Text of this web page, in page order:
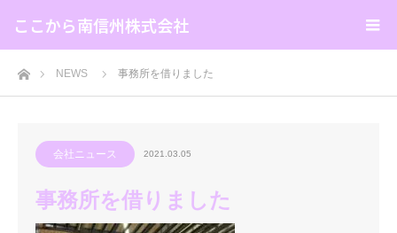
ここから南信州株式会社
ホームNEWS 事務所を借りました
会社ニュース 2021.03.05
事務所を借りました